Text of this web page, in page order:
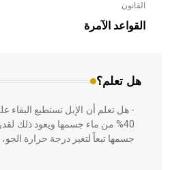
القانون
القواعد الآمرة
هل تعلم؟
- هل تعلم أن الأبلق نوع من
بالعمارة الإسلامية في بلاد
المعمار على بناء مداميكه وخاصة
- هل تعلم أن الإبل تستطيع البقاء
40% من ماء جسمها ويعود ذلك
جسمها تبعاً لتغير درجة حرارة الجو،